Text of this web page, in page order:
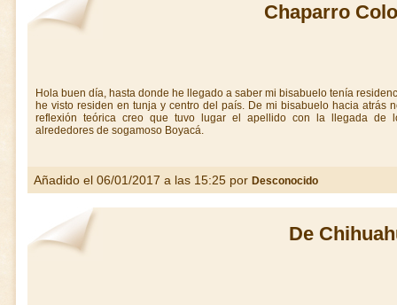
Chaparro
Hola buen día, hasta donde he llegado a saber mi bisabuelo tenía
he visto residen en tunja y centro del país. De mi bisabuelo hacia atrás
reflexión teórica creo que tuvo lugar el apellido con la llegada de
alrededores de sogamoso Boyacá.
Añadido el 06/01/2017 a las 15:25 por Desconocido
De